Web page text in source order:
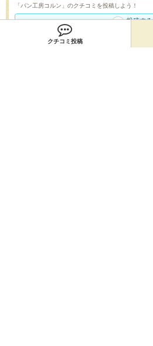
クチコミ投稿
「パン工房コルン」のクチコミを投稿しよう！
投稿する
店舗情報